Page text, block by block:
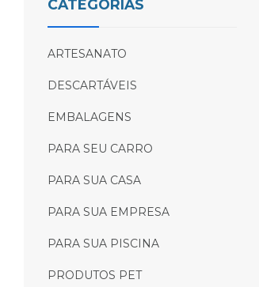
CATEGORIAS
ARTESANATO
DESCARTÁVEIS
EMBALAGENS
PARA SEU CARRO
PARA SUA CASA
PARA SUA EMPRESA
PARA SUA PISCINA
PRODUTOS PET